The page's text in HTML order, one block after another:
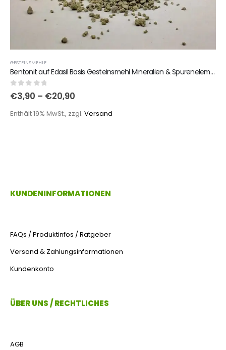
GESTEINSMEHLE
Bentonit auf Edasil Basis Gesteinsmehl Mineralien & Spurenelemente
out of 5
€3,90 – €20,90
Enthält 19% MwSt., zzgl. Versand
KUNDENINFORMATIONEN
FAQs / Produktinfos / Ratgeber
Versand & Zahlungsinformationen
Kundenkonto
ÜBER UNS / RECHTLICHES
AGB